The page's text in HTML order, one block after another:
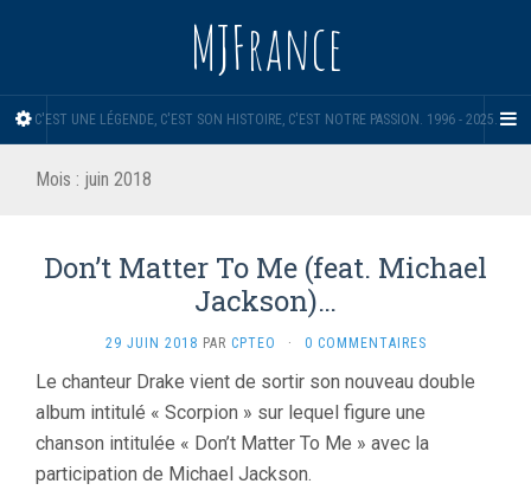
MJFrance
C'EST UNE LÉGENDE, C'EST SON HISTOIRE, C'EST NOTRE PASSION. 1996 - 2025.
Mois : juin 2018
Don’t Matter To Me (feat. Michael
Jackson)…
29 JUIN 2018 PAR CPTEO · 0 COMMENTAIRES
Le chanteur Drake vient de sortir son nouveau double
album intitulé « Scorpion » sur lequel figure une
chanson intitulée « Don’t Matter To Me » avec la
participation de Michael Jackson.